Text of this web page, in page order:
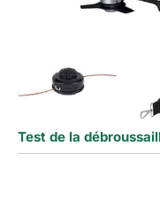
Test de la